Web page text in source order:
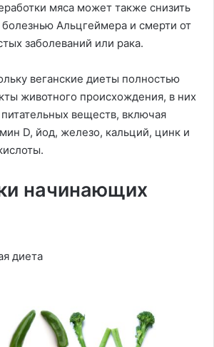
мяса может также снизить
болезнью Альцгеймера и смерти от
заболеваний или рака.
веганские диеты полностью
животного происхождения, в них
веществ, включая
D, йод, железо, кальций, цинк и
начинающих
диета